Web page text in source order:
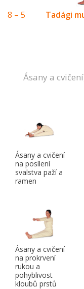
8 – 5 Tadági
Ásany a
Ásany a cvičení
na posílení
svalstva paží a
ramen
Ásany a cvičení
na prokrvení
rukou a
pohyblivost
kloubů prstů